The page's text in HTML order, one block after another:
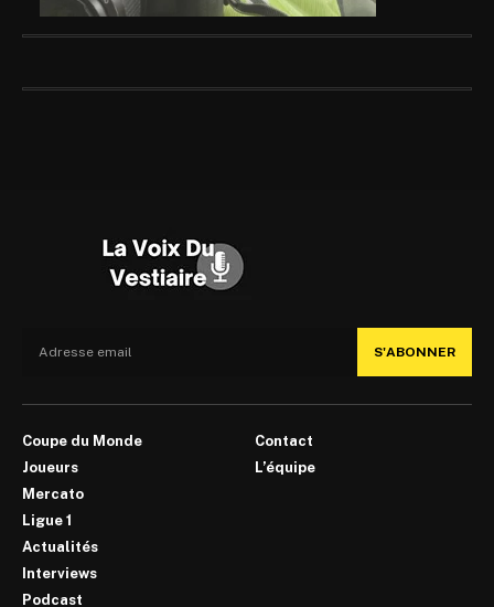
S'ABONNER
Coupe du Monde
Joueurs
Mercato
Ligue 1
Actualités
Interviews
Podcast
Contact
L’équipe